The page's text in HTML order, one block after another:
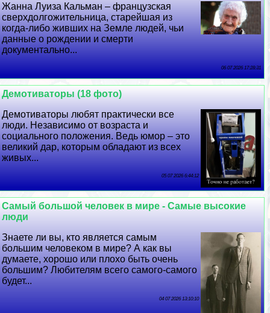
Жанна Луиза Кальман – французская
сверхдолгожительница, старейшая из
когда-либо живших на Земле людей, чьи
данные о рождении и cмepти
документально...
06 07 2026 17:28:31
Демотиваторы (18 фото)
Демотиваторы любят пpaктически все
люди. Независимо от возраста и
социального положения. Ведь юмор – это
великий дар, которым обладают из всех
живых...
05 07 2026 6:44:12
Самый большой человек в мире - Самые высокие
люди
Знаете ли вы, кто является самым
большим человеком в мире? А как вы
думаете, хорошо или плохо быть очень
большим? Любителям всего самого-самого
будет...
04 07 2026 13:10:10